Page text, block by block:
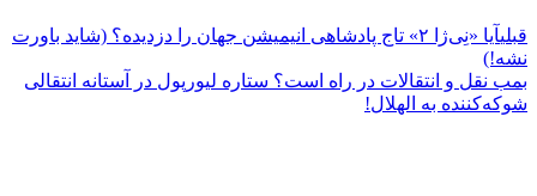
قبلی
آیا «نِی‌ژا ۲» تاج پادشاهی انیمیشن جهان را دزدیده؟ (شاید باورت
نشه!)
بمب نقل و انتقالات در راه است؟ ستاره لیورپول در آستانه انتقالی
شوکه‌کننده به الهلال!